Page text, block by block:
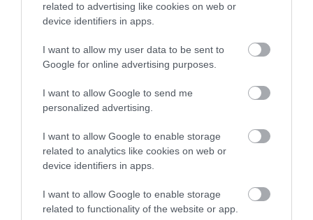
related to advertising like cookies on web or
device identifiers in apps.
I want to allow my user data to be sent to
Google for online advertising purposes.
I want to allow Google to send me
personalized advertising.
I want to allow Google to enable storage
related to analytics like cookies on web or
device identifiers in apps.
I want to allow Google to enable storage
related to functionality of the website or app.
Kombiból épített raliautót a Skoda
Még idén bemutatkozik az új Skoda Fabia
generáció